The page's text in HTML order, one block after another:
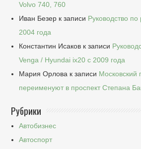
Volvo 740, 760
Иван Безер к записи Руководство
2004 года
Константин Исаков к записи
Venga / Hyundai ix20 c 2009 года
Мария Орлова к записи Московский
переименуют в проспект Степана
Рубрики
Автобизнес
Автоспорт